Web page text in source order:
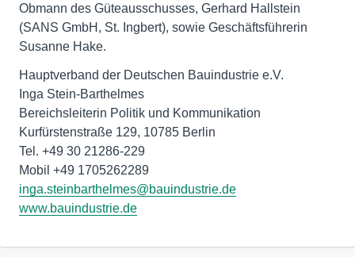
Obmann des Güteausschusses, Gerhard Hallstein
(SANS GmbH, St. Ingbert), sowie Geschäftsführerin
Susanne Hake.
Hauptverband der Deutschen Bauindustrie e.V.
Inga Stein-Barthelmes
Bereichsleiterin Politik und Kommunikation
Kurfürstenstraße 129, 10785 Berlin
Tel. +49 30 21286-229
inga.steinbarthelmes@bauindustrie.de
www.bauindustrie.de